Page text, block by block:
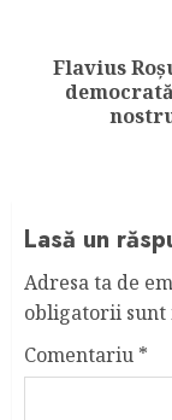
Next
Flavius
Lasă un
Adresa ta de
obligatorii sunt
Comentariu *